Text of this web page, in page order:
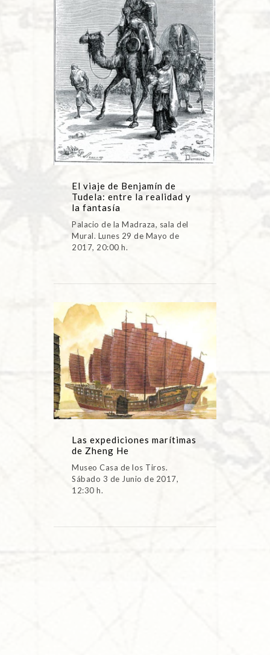
El viaje de Benjamín de
Tudela: entre la realidad y
la fantasía
Palacio de la Madraza, sala del
Mural. Lunes 29 de Mayo de
2017, 20:00 h.
Las expediciones marítimas
de Zheng He
Museo Casa de los Tiros.
Sábado 3 de Junio de 2017,
12:30 h.